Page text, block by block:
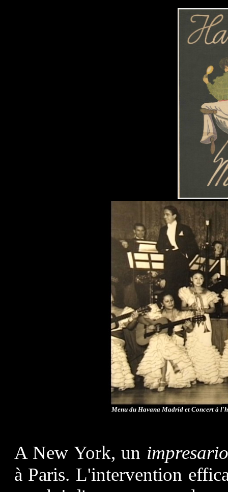
Menu du Havana Madrid et Concert à
A New York, un impresario
à Paris. L'intervention